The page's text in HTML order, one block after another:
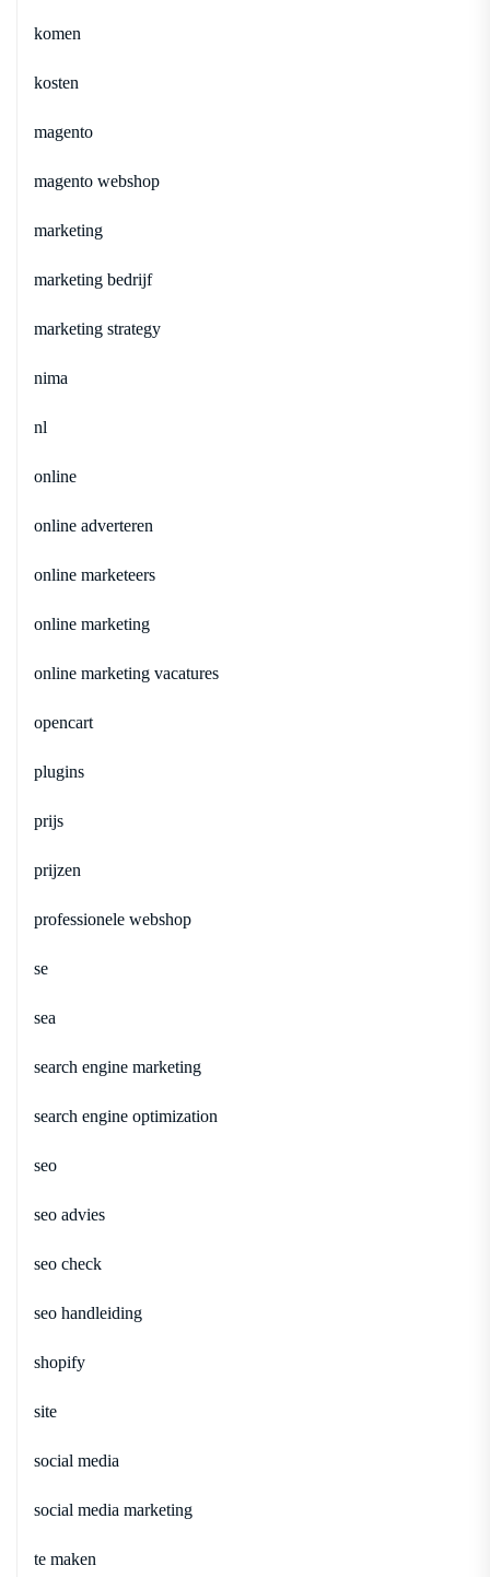
komen
kosten
magento
magento webshop
marketing
marketing bedrijf
marketing strategy
nima
nl
online
online adverteren
online marketeers
online marketing
online marketing vacatures
opencart
plugins
prijs
prijzen
professionele webshop
se
sea
search engine marketing
search engine optimization
seo
seo advies
seo check
seo handleiding
shopify
site
social media
social media marketing
te maken